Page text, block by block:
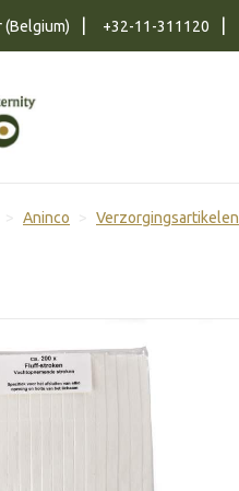
(Belgium) +32-11-311120
Aninco Verzorgingsartikelen